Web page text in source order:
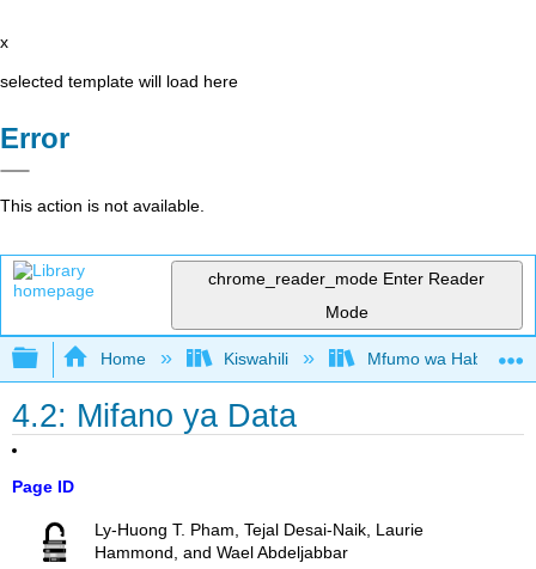
x
selected template will load here
Error
This action is not available.
chrome_reader_mode Enter Reader
Mode
Expand/collapse global hierarchy
Home Kiswahili Mfumo wa Habari
4.2: Mifano ya Data
Page ID
Ly-Huong T. Pham, Tejal Desai-Naik, Laurie
Hammond, and Wael Abdeljabbar